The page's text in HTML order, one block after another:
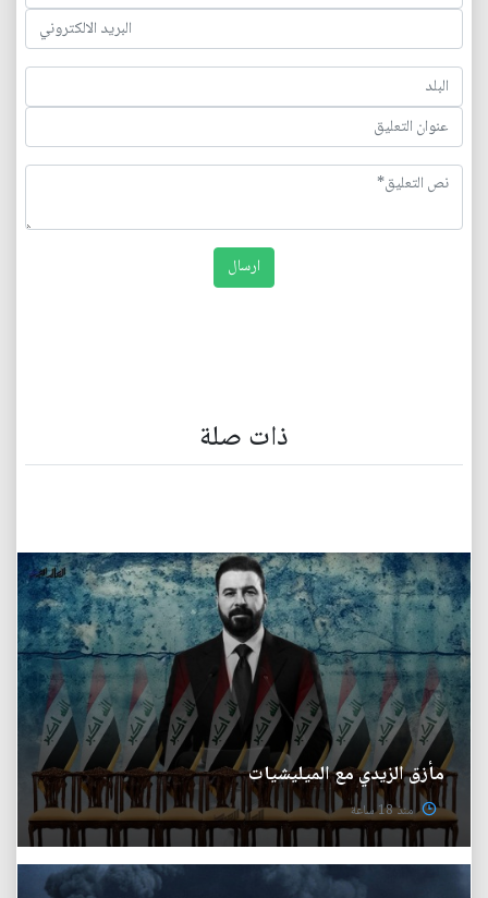
ذات صلة
مأزق الزيدي مع الميليشيات
منذ 18 ساعة